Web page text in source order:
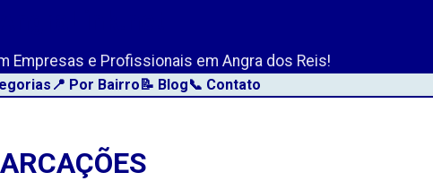
Empresas e Profissionais em Angra dos Reis!
📍 Por Bairro📝 Blog📞 Contato